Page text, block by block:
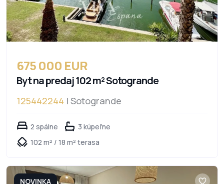
675 000 EUR
Byt na predaj 102 m² Sotogrande
125442244 | Sotogrande
2 spálne
3 kúpeľne
102 m² / 18 m² terasa
NOVINKA